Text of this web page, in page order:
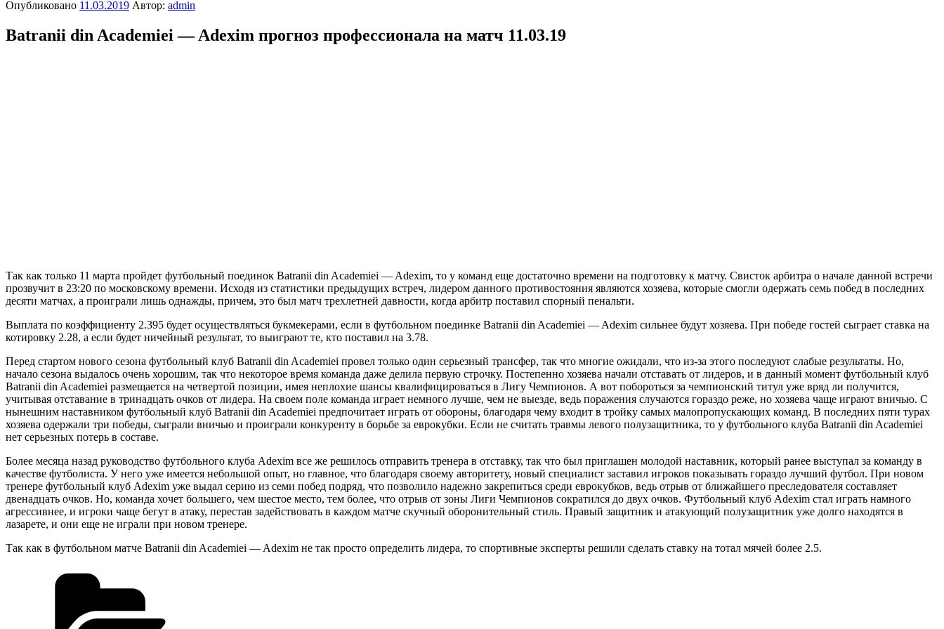
Опубликовано 11.03.2019 Автор: admin
Batranii din Academiei — Adexim прогноз профессионала на матч 11.03.19
Так как только 11 марта пройдет футбольный поединок Batranii din Academiei — Adexim, то у команд еще достаточно времени на подготовку к матчу. Свисток арбитра о начале данной встречи
прозвучит в 23:20 по московскому времени. Исходя из статистики предыдущих встреч, лидером данного противостояния являются хозяева, которые смогли одержать семь побед в последних
десяти матчах, а проиграли лишь однажды, причем, это был матч трехлетней давности, когда арбитр поставил спорный пенальти.
Выплата по коэффициенту 2.395 будет осуществляться букмекерами, если в футбольном поединке Batranii din Academiei — Adexim сильнее будут хозяева. При победе гостей сыграет ставка на
котировку 2.28, а если будет ничейный результат, то выиграют те, кто поставил на 3.78.
Перед стартом нового сезона футбольный клуб Batranii din Academiei провел только один серьезный трансфер, так что многие ожидали, что из-за этого последуют слабые результаты. Но,
начало сезона выдалось очень хорошим, так что некоторое время команда даже делила первую строчку. Постепенно хозяева начали отставать от лидеров, и в данный момент футбольный клуб
Batranii din Academiei размещается на четвертой позиции, имея неплохие шансы квалифицироваться в Лигу Чемпионов. А вот побороться за чемпионский титул уже вряд ли получится,
учитывая отставание в тринадцать очков от лидера. На своем поле команда играет немного лучше, чем не выезде, ведь поражения случаются гораздо реже, но хозяева чаще играют вничью. С
нынешним наставником футбольный клуб Batranii din Academiei предпочитает играть от обороны, благодаря чему входит в тройку самых малопропускающих команд. В последних пяти турах
хозяева одержали три победы, сыграли вничью и проиграли конкуренту в борьбе за еврокубки. Если не считать травмы левого полузащитника, то у футбольного клуба Batranii din Academiei
нет серьезных потерь в составе.
Более месяца назад руководство футбольного клуба Adexim все же решилось отправить тренера в отставку, так что был приглашен молодой наставник, который ранее выступал за команду в
качестве футболиста. У него уже имеется небольшой опыт, но главное, что благодаря своему авторитету, новый специалист заставил игроков показывать гораздо лучший футбол. При новом
тренере футбольный клуб Adexim уже выдал серию из семи побед подряд, что позволило надежно закрепиться среди еврокубков, ведь отрыв от ближайшего преследователя составляет
двенадцать очков. Но, команда хочет большего, чем шестое место, тем более, что отрыв от зоны Лиги Чемпионов сократился до двух очков. Футбольный клуб Adexim стал играть намного
агрессивнее, и игроки чаще бегут в атаку, перестав задействовать в каждом матче скучный оборонительный стиль. Правый защитник и атакующий полузащитник уже долго находятся в
лазарете, и они еще не играли при новом тренере.
Так как в футбольном матче Batranii din Academiei — Adexim не так просто определить лидера, то спортивные эксперты решили сделать ставку на тотал мячей более 2.5.